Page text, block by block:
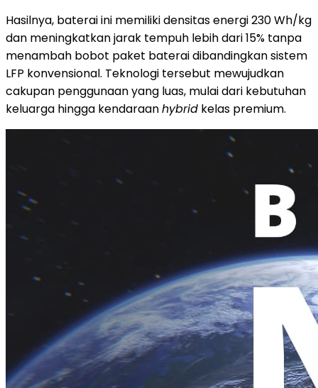
Hasilnya, baterai ini memiliki densitas energi 230 Wh/kg
dan meningkatkan jarak tempuh lebih dari 15% tanpa
menambah bobot paket baterai dibandingkan sistem
LFP konvensional. Teknologi tersebut mewujudkan
cakupan penggunaan yang luas, mulai dari kebutuhan
keluarga hingga kendaraanhybrid kelas premium.